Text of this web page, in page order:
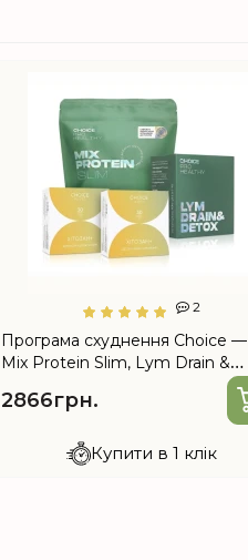
2
Програма схуднення Choice —
Mix Protein Slim, Lym Drain &
2866грн.
Купити в 1 клік